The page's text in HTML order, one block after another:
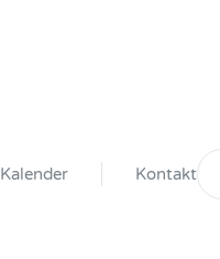
Kalender Kontakt